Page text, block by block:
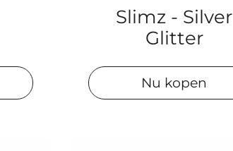
Slimz - Silver
Glitter
Nu kopen